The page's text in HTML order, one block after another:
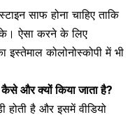
साफ होना चाहिए ताकि
ऐसा करने के लिए
इस्तेमाल कोलोनोस्कोपी में भी
और क्यों किया जाता है?
होती है और इसमें वीडियो